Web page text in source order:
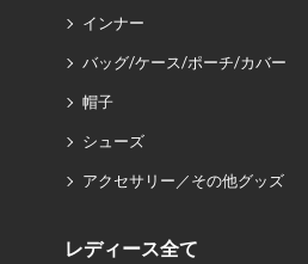
インナー
バッグ/ケース/ポーチ/カバー
帽子
シューズ
アクセサリー／その他グッズ
レディース全て